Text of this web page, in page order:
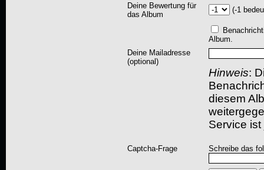
Deine Bewertung für
das Album
(-1
Album.
Deine Mailadresse
(optional)
Hinweis:
diesem
Service
Captcha-Frage Schreibe das